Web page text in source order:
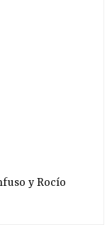
y Rocío